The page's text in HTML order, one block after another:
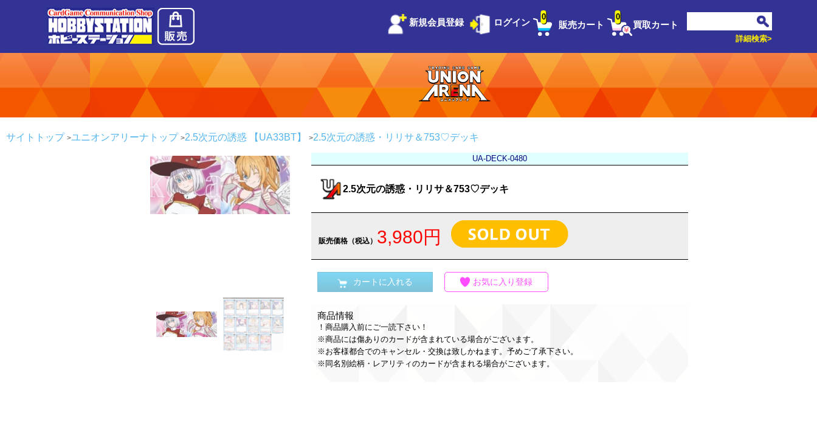
新規会員登録 ログイン 販売カート
0
買取カート
0
詳細検索>
サイトトップ ユニオンアリーナトップ 2.5次元の誘惑 【UA33BT】 2.5次元の誘惑・リリサ＆753♡デッキ
UA-DECK-0480
2.5次元の誘惑・リリサ＆753♡デッキ
販売価格（税込） 3,980円
カートに入れる お気に入り登録
商品情報
！商品購入前にご一読下さい！
※商品には傷ありのカードが含まれている場合がございます。
※お客様都合でのキャンセル・交換は致しかねます。予めご了承下さい。
※同名別絵柄・レアリティのカードが含まれる場合がございます。